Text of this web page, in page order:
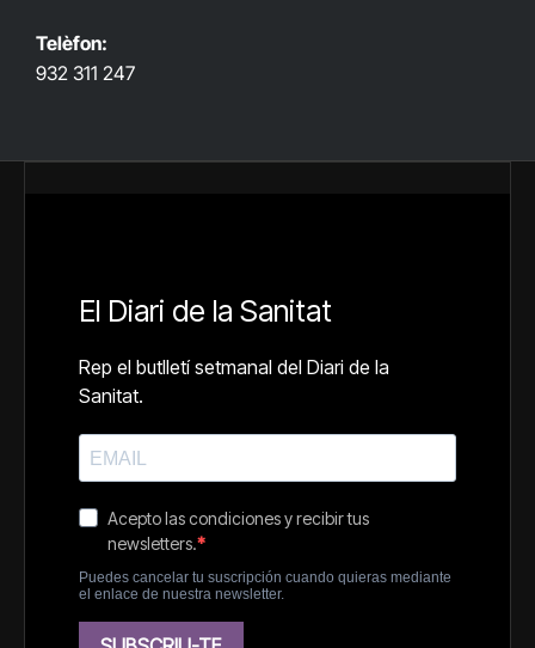
Telèfon:
932 311 247